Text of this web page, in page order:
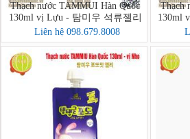
Thạch nước TAMMUI Hàn Quốc
130ml vị Lựu - 탐미우 석류젤리
Liên hệ 098.679.8008
Thạch
130ml